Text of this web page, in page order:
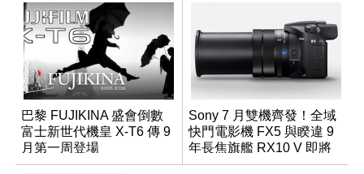
巴黎 FUJIKINA 盛會倒數
富士新世代機皇 X-T6 傳 9
月第一周登場
Sony 7 月雙機齊發！全域
快門電影機 FX5 與睽違 9
年長焦旗艦 RX10 V 即將
登場